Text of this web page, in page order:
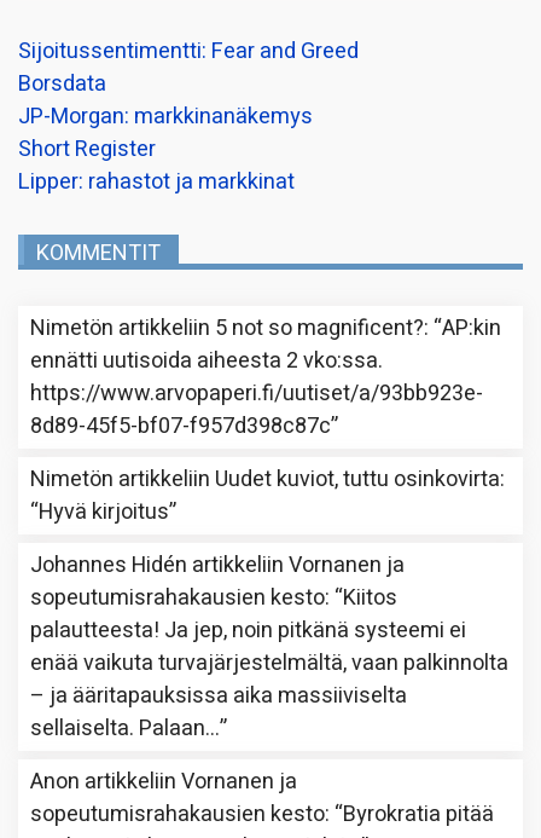
Sijoitussentimentti: Fear and Greed
Borsdata
JP-Morgan: markkinanäkemys
Short Register
Lipper: rahastot ja markkinat
KOMMENTIT
Nimetön artikkeliin 5 not so magnificent?: “AP:kin
ennätti uutisoida aiheesta 2 vko:ssa.
https://www.arvopaperi.fi/uutiset/a/93bb923e-
8d89-45f5-bf07-f957d398c87c”
Nimetön artikkeliin Uudet kuviot, tuttu osinkovirta:
“Hyvä kirjoitus”
Johannes Hidén artikkeliinVornanen ja
sopeutumisrahakausien kesto: “Kiitos
palautteesta! Ja jep, noin pitkänä systeemi ei
enää vaikuta turvajärjestelmältä, vaan palkinnolta
– ja ääritapauksissa aika massiiviselta
sellaiselta. Palaan…”
Anon artikkeliinVornanen ja
sopeutumisrahakausien kesto: “Byrokratia pitää